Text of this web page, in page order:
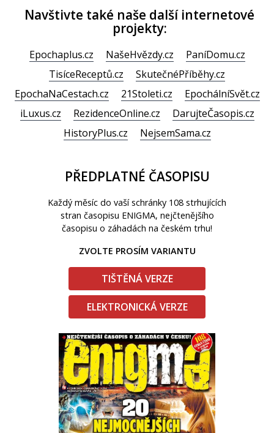
Navštivte také naše další internetové
projekty:
Epochaplus.cz NašeHvězdy.cz
PaníDomu.cz
TisíceReceptů.cz
SkutečnéPříběhy.cz
EpochaNaCestach.cz
21Stoleti.cz
EpochálníSvět.cz
iLuxus.cz
RezidenceOnline.cz
DarujteČasopis.cz
HistoryPlus.cz
NejsemSama.cz
PŘEDPLATNÉ ČASOPISU
Každý měsíc do vaší schránky 108 strhujících
stran časopisu ENIGMA, nejčtenějšího
časopisu o záhadách na českém trhu!
ZVOLTE PROSÍM VARIANTU
TIŠTĚNÁ VERZE
ELEKTRONICKÁ VERZE